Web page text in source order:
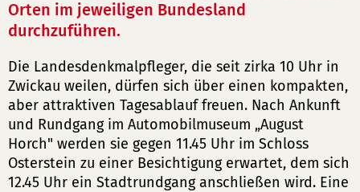
Orten im jeweiligen Bundesland
durchzuführen.
Die Landesdenkmalpfleger, die seit zirka 10 Uhr in
Zwickau weilen, dürfen sich über einen kompakten,
aber attraktiven Tagesablauf freuen. Nach Ankunft
und Rundgang im Automobilmuseum „August
Horch" werden sie gegen 11.45 Uhr im Schloss
Osterstein zu einer Besichtigung erwartet, dem sich
12.45 Uhr ein Stadtrundgang anschließen wird. Eine